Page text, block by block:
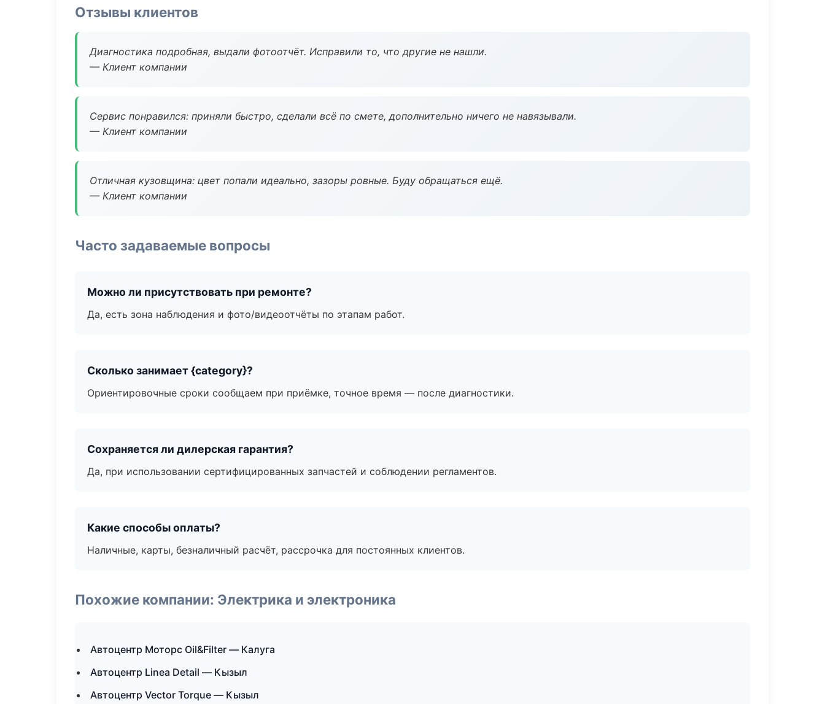
Отзывы клиентов
Диагностика подробная, выдали фотоотчёт. Исправили то, что другие не нашли.
— Клиент компании
Сервис понравился: приняли быстро, сделали всё по смете, дополнительно ничего не навязывали.
— Клиент компании
Отличная кузовщина: цвет попали идеально, зазоры ровные. Буду обращаться ещё.
— Клиент компании
Часто задаваемые вопросы
Можно ли присутствовать при ремонте?
Да, есть зона наблюдения и фото/видеоотчёты по этапам работ.
Сколько занимает {category}?
Ориентировочные сроки сообщаем при приёмке, точное время — после диагностики.
Сохраняется ли дилерская гарантия?
Да, при использовании сертифицированных запчастей и соблюдении регламентов.
Какие способы оплаты?
Наличные, карты, безналичный расчёт, рассрочка для постоянных клиентов.
Похожие компании: Электрика и электроника
Автоцентр Моторс Oil&Filter — Калуга
Автоцентр Linea Detail — Кызыл
Автоцентр Vector Torque — Кызыл